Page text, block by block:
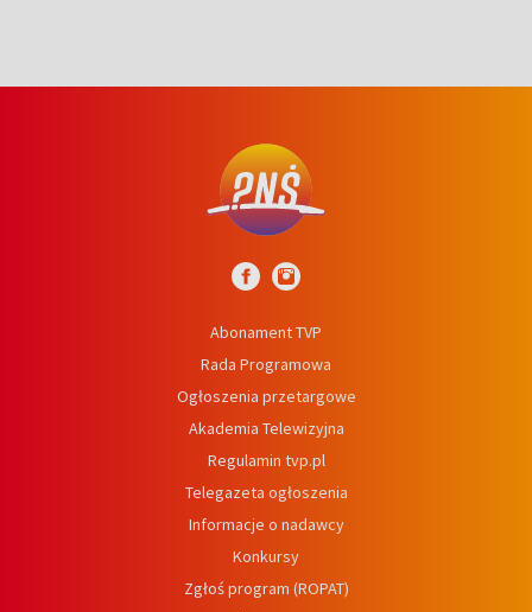
Abonament TVP
Rada Programowa
Ogłoszenia przetargowe
Akademia Telewizyjna
Regulamin tvp.pl
Telegazeta ogłoszenia
Informacje o nadawcy
Konkursy
Zgłoś program (ROPAT)